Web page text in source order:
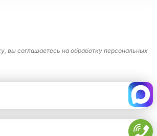
вы соглашаетесь на обработку персональных